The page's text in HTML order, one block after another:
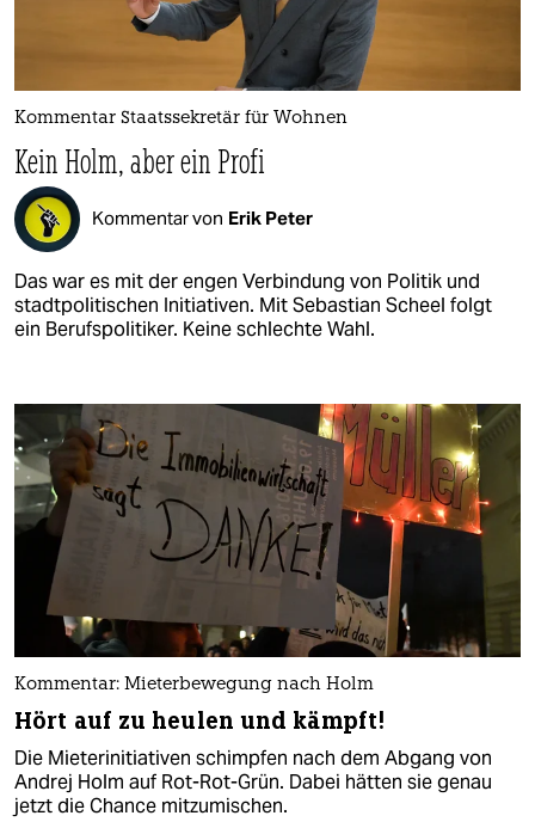
Kommentar Staatssekretär für Wohnen
Kein Holm, aber ein Profi
Kommentar von Erik Peter
Das war es mit der engen Verbindung von Politik und
stadtpolitischen Initiativen. Mit Sebastian Scheel folgt
ein Berufspolitiker. Keine schlechte Wahl.
Kommentar: Mieterbewegung nach Holm
Hört auf zu heulen und kämpft!
Die Mieterinitiativen schimpfen nach dem Abgang von
Andrej Holm auf Rot-Rot-Grün. Dabei hätten sie genau
jetzt die Chance mitzumischen.